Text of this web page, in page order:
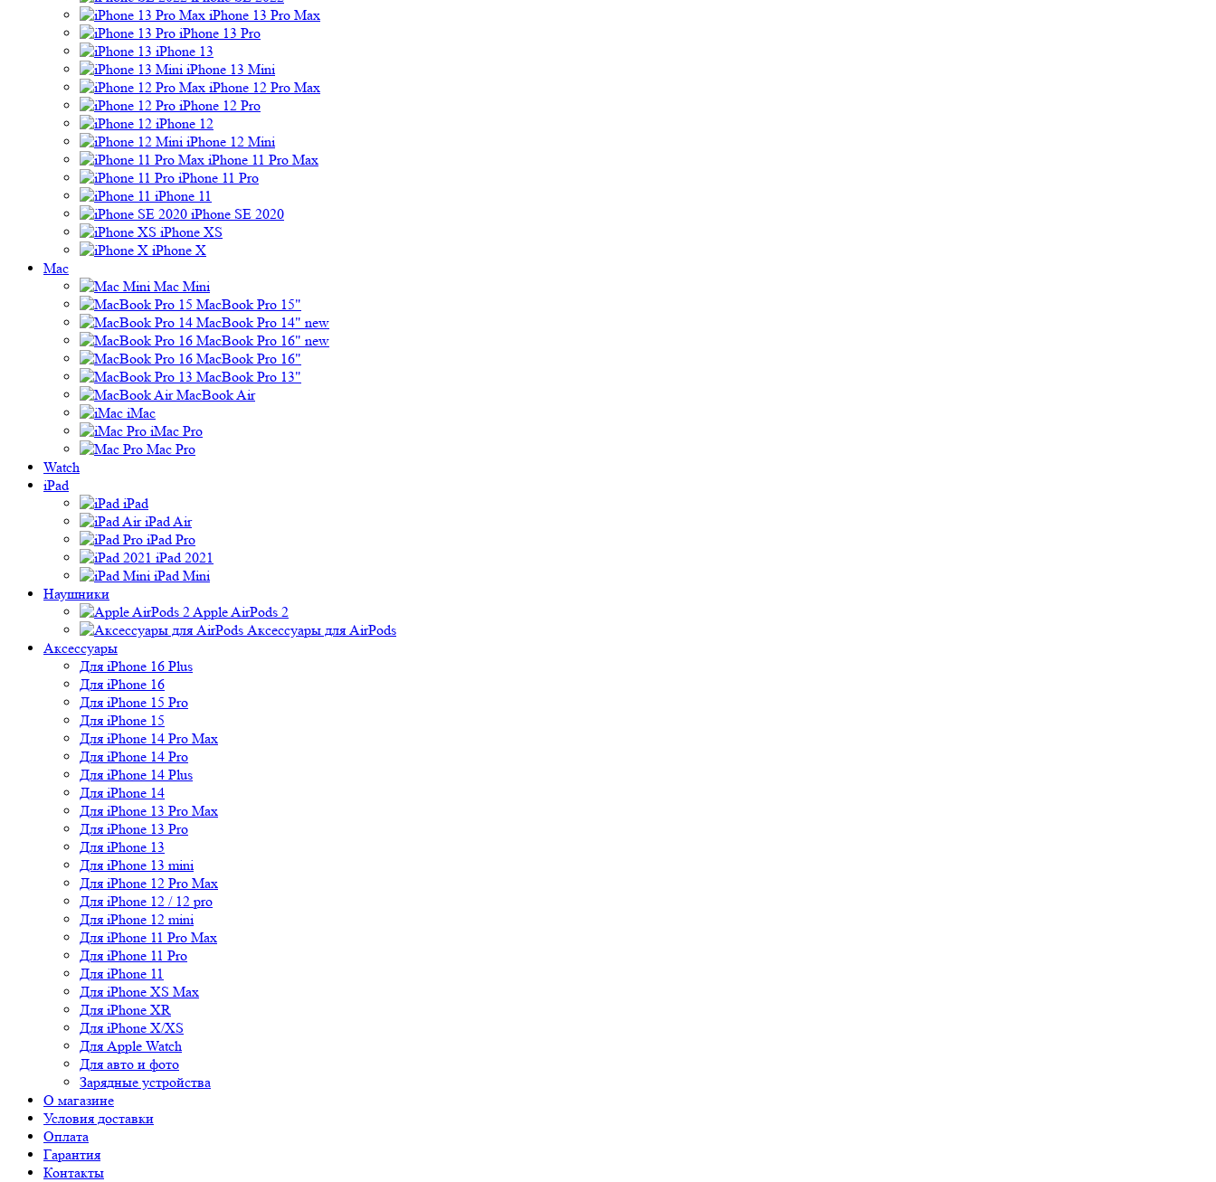
iPhone 13 Pro Max
iPhone 13 Pro
iPhone 13
iPhone 13 Mini
iPhone 12 Pro Max
iPhone 12 Pro
iPhone 12
iPhone 12 Mini
iPhone 11 Pro Max
iPhone 11 Pro
iPhone 11
iPhone SE 2020
iPhone XS
iPhone X
Mac
Mac Mini
MacBook Pro 15"
MacBook Pro 14" new
MacBook Pro 16" new
MacBook Pro 16"
MacBook Pro 13"
MacBook Air
iMac
iMac Pro
Mac Pro
Watch
iPad
iPad
iPad Air
iPad Pro
iPad 2021
iPad Mini
Наушники
Apple AirPods 2
Аксессуары для AirPods
Аксессуары
Для iPhone 16 Plus
Для iPhone 16
Для iPhone 15 Pro
Для iPhone 15
Для iPhone 14 Pro Max
Для iPhone 14 Pro
Для iPhone 14 Plus
Для iPhone 14
Для iPhone 13 Pro Max
Для iPhone 13 Pro
Для iPhone 13
Для iPhone 13 mini
Для iPhone 12 Pro Max
Для iPhone 12 / 12 pro
Для iPhone 12 mini
Для iPhone 11 Pro Max
Для iPhone 11 Pro
Для iPhone 11
Для iPhone XS Max
Для iPhone XR
Для iPhone X/XS
Для Apple Watch
Для авто и фото
Зарядные устройства
О магазине
Условия доставки
Оплата
Гарантия
Контакты